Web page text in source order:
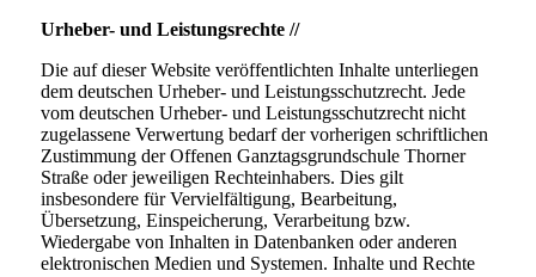
Urheber- und Leistungsrechte //
Die auf dieser Website veröffentlichten Inhalte unterliegen
dem deutschen Urheber- und Leistungsschutzrecht. Jede
vom deutschen Urheber- und Leistungsschutzrecht nicht
zugelassene Verwertung bedarf der vorherigen schriftlichen
Zustimmung der Offenen Ganztagsgrundschule Thorner
Straße oder jeweiligen Rechteinhabers. Dies gilt
insbesondere für Vervielfältigung, Bearbeitung,
Übersetzung, Einspeicherung, Verarbeitung bzw.
Wiedergabe von Inhalten in Datenbanken oder anderen
elektronischen Medien und Systemen. Inhalte und Rechte